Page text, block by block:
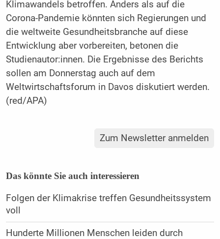
Klimawandels betroffen. Anders als auf die
Corona-Pandemie könnten sich Regierungen und
die weltweite Gesundheitsbranche auf diese
Entwicklung aber vorbereiten, betonen die
Studienautor:innen. Die Ergebnisse des Berichts
sollen am Donnerstag auch auf dem
Weltwirtschaftsforum in Davos diskutiert werden.
(red/APA)
Zum Newsletter anmelden
Das könnte Sie auch interessieren
Folgen der Klimakrise treffen Gesundheitssystem
voll
Hunderte Millionen Menschen leiden durch